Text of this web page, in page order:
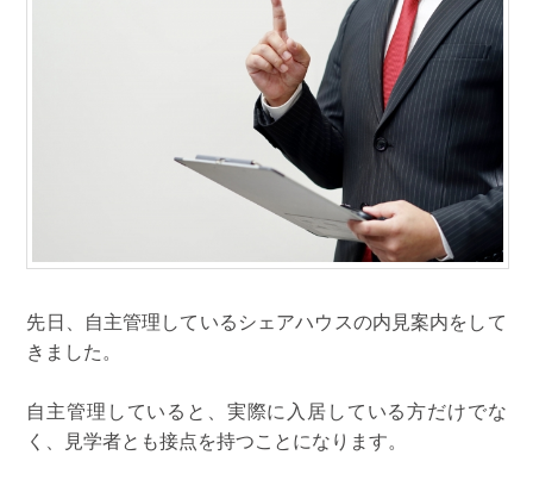
先日、自主管理しているシェアハウスの内見案内をして
きました。
自主管理していると、実際に入居している方だけでな
く、見学者とも接点を持つことになります。